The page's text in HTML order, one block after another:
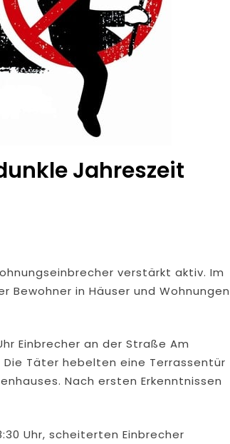
Jahreszeit
verstärkt aktiv. Im
Bewohner in Häuser und Wohnungen
Einbrecher an der Straße Am
Täter hebelten eine Terrassentür
Nach ersten Erkenntnissen
Uhr, scheiterten Einbrecher